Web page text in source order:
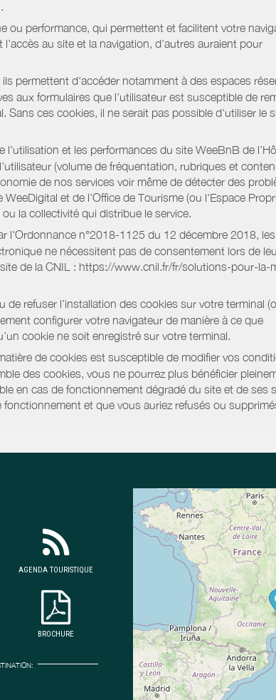
ou performance, qui permettent et facilitent votre
au site et la navigation, d’autres auraient pour
permettent d'accéder notamment à des espaces
aux formulaires que l’utilisateur est susceptible de
Sans ces cookies, il ne serait pas possible d'utiliser le
l'utilisation et les performances du site WeeBnB de
(volume de fréquentation, rubriques et
de nos services voir même de détecter des
et de l’Office de Tourisme (ou l'Espace
la collectivité qui distribue le service.
l'Ordonnance n°2018-1125 du 12 décembre 2018,
ne nécessitent pas de consentement lors de
de la CNIL : https://www.cnil.fr/fr/solutions-pour-la-
refuser l’installation des cookies sur votre terminal
configurer votre navigateur de manière à ce que
cookie ne soit enregistré sur votre terminal.
de cookies est susceptible de modifier vos
des cookies, vous ne pourrez plus bénéficier
en cas de fonctionnement dégradé du site et de ses
et que vous auriez refusés ou
AGENDA TOURISTIQUE
BROCHURE